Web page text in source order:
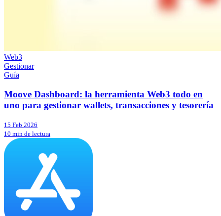
Web3
Gestionar
Guía
Moove Dashboard: la herramienta Web3 todo en
uno para gestionar wallets, transacciones y tesorería
15 Feb 2026
10 min de lectura